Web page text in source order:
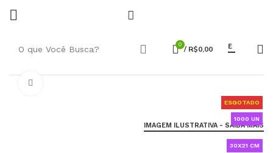
0 / R$0,00 E
ESGOTADO
1000 UN
30X21 CM
IMAGEM ILUSTRATIVA - SAIBA MAIS